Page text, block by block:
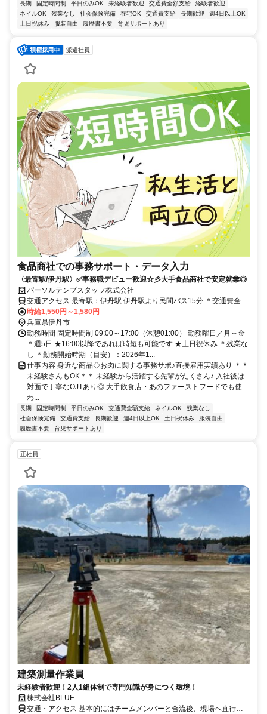
長期 固定時間制 平日のみOK 未経験者歓迎 交通費全額支給
経験者歓迎
ネイルOK
残業なし 社会保険完備 在宅OK 交通費支給 長期歓迎
週4日以上OK
土日祝休み
服装自由 履歴書不要 育児サポートあり
派遣社員
食品商社での事務サポート・データ入力
〈最寄駅/伊丹駅〉✅️事務職デビュー歓迎☆彡大手食品商社で安定就業◎
パーソルテンプスタッフ株式会社
交通アクセス 最寄駅：伊丹駅 伊丹駅より民間バス15分 ＊交通費全額
支給
時給1,550円～1,580円
兵庫県伊丹市
勤務時間 固定時間制 09:00～17:00（休憩01:00） 勤務曜日／月～金
＊週5日 ★16:00以降であれば時短も可能です ★土日祝休み ＊残業な
し ＊勤務開始時期（目安）：2026年1...
仕事内容 身近な商品◇お肉に関する事務サポ♪直接雇用実績あり ＊＊
未経験さんもOK＊＊ 未経験から活躍する先輩がたくさん♪ 入社後は
対面で丁寧なOJTあり◎ 大手飲食店・あのファーストフードでも使
わ...
長期 固定時間制 平日のみOK 交通費全額支給 ネイルOK
残業なし
社会保険完備
交通費支給 長期歓迎 週4日以上OK 土日祝休み
服装自由
履歴書不要
育児サポートあり
正社員
建築測量作業員
未経験者歓迎！2人1組体制で専門知識が身につく環境！
株式会社BLUE
交通・アクセス 基本的にはチームメンバーと合流後、現場へ直行直